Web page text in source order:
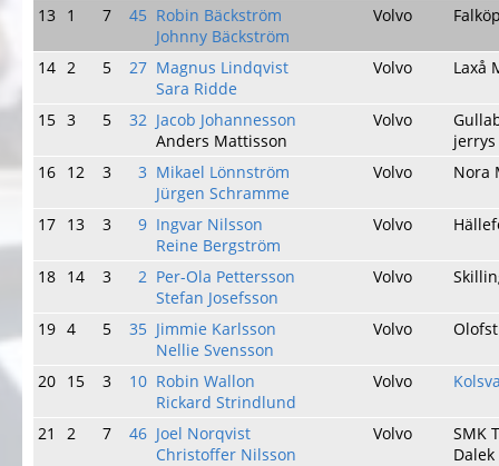
13 1 7 45 Robin Bäckström
Johnny Bäckström
Volvo
14 2 5 27 Magnus Lindqvist
Sara Ridde
Volvo Laxå
15 3 5 32 Jacob Johannesson
Anders Mattisson
Volvo
16 12 3 3 Mikael Lönnström
Jürgen Schramme
Volvo Nora
17 13 3 9 Ingvar Nilsson
Reine Bergström
Volvo
18 14 3 2 Per-Ola Pettersson
Stefan Josefsson
Volvo
19 4 5 35 Jimmie Karlsson
Nellie Svensson
Volvo
20 15 3 10 Robin Wallon
Rickard Strindlund
Volvo
21 2 7 46 Joel Norqvist
Christoffer Nilsson
Volvo
SMK
Dalek